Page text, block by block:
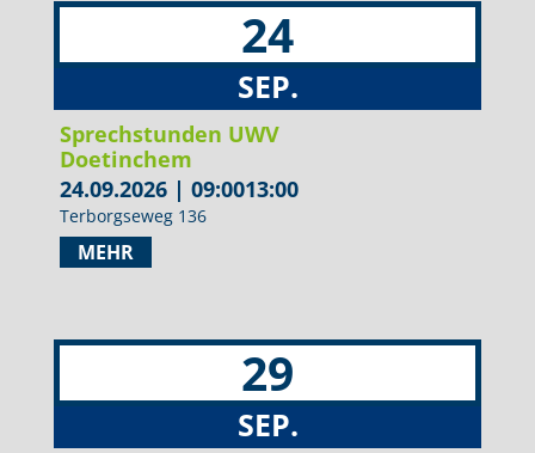
24
SEP.
Sprechstunden UWV
Doetinchem
24.09.2026 | 09:0013:00
Terborgseweg 136
MEHR
29
SEP.